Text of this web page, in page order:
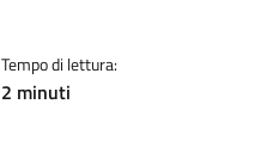
Tempo di lettura:
2 minuti